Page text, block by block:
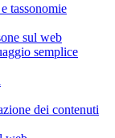
tassonomie
sul web
semplice
dei contenuti